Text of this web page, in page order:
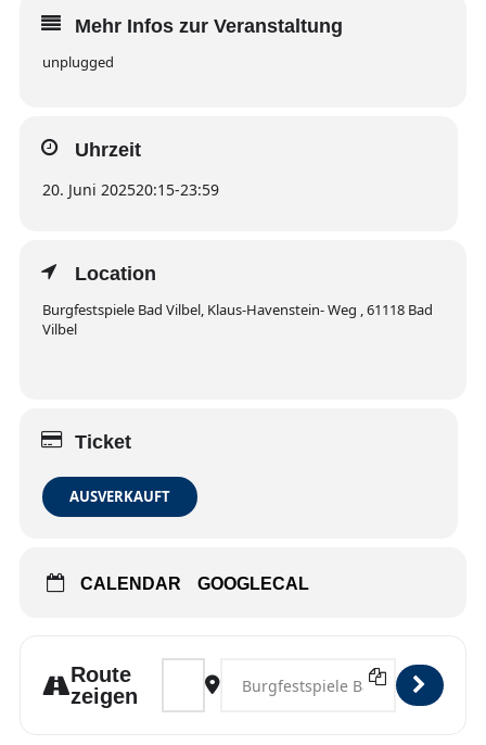
Mehr Infos zur Veranstaltung
unplugged
Uhrzeit
20. Juni 202520:15-23:59
Location
Burgfestspiele Bad Vilbel, Klaus-Havenstein- Weg , 61118 Bad
Vilbel
Ticket
AUSVERKAUFT
CALENDAR GOOGLECAL
Route
zeigen
Address - Bad Vilbel [6JwmzDBIy]
Destination Address - Bad Vilbel